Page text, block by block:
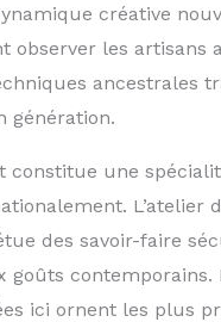
créative
observer les artisans
ancestrales
génération.
constitue une
L’atelier
des savoir-faire
goûts contemporains.
ici ornent les plus